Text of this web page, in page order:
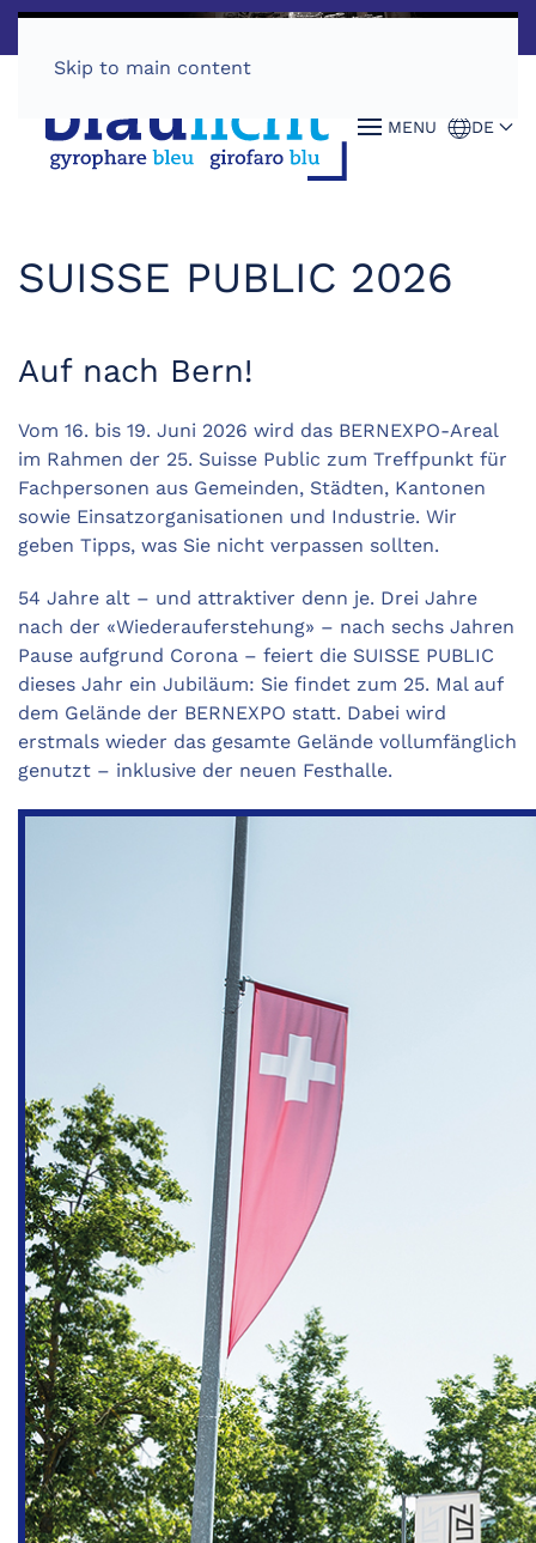
Skip to main content
MENU DE
SUISSE PUBLIC 2026
Auf nach Bern!
Vom 16. bis 19. Juni 2026 wird das BERNEXPO-Areal
im Rahmen der 25. Suisse Public zum Treffpunkt für
Fachpersonen aus Gemeinden, Städten, Kantonen
sowie Einsatzorganisationen und Industrie. Wir
geben Tipps, was Sie nicht verpassen sollten.
54 Jahre alt – und attraktiver denn je. Drei Jahre
nach der «Wiederauferstehung» – nach sechs Jahren
Pause aufgrund Corona – feiert die SUISSE PUBLIC
dieses Jahr ein Jubiläum: Sie findet zum 25. Mal auf
dem Gelände der BERNEXPO statt. Dabei wird
erstmals wieder das gesamte Gelände vollumfänglich
genutzt – inklusive der neuen Festhalle.